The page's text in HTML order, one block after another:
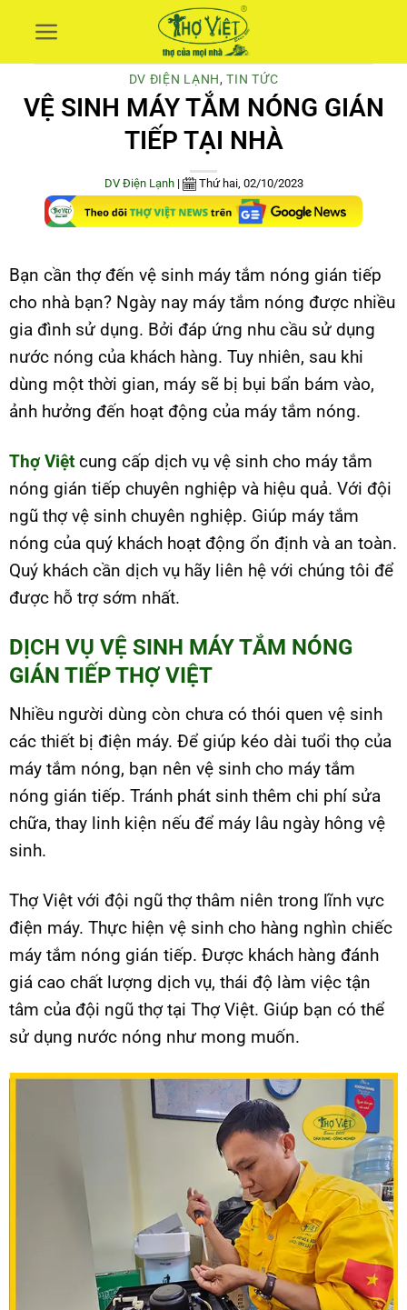
content
DV ĐIỆN LẠNH,TIN TỨC
VỆ SINH MÁY TẮM NÓNG GIÁN
TIẾP TẠI NHÀ
DV Điện Lạnh| Thứ hai, 02/10/2023
Bạn cần thợ đến vệ sinh máy tắm nóng gián tiếp
cho nhà bạn? Ngày nay máy tắm nóng được nhiều
gia đình sử dụng. Bởi đáp ứng nhu cầu sử dụng
nước nóng của khách hàng. Tuy nhiên, sau khi
dùng một thời gian, máy sẽ bị bụi bẩn bám vào,
ảnh hưởng đến hoạt động của máy tắm nóng.
Thợ Việt cung cấp dịch vụ vệ sinh cho máy tắm
nóng gián tiếp chuyên nghiệp và hiệu quả. Với đội
ngũ thợ vệ sinh chuyên nghiệp. Giúp máy tắm
nóng của quý khách hoạt động ổn định và an toàn.
Quý khách cần dịch vụ hãy liên hệ với chúng tôi để
được hỗ trợ sớm nhất.
DỊCH VỤ VỆ SINH MÁY TẮM NÓNG
GIÁN TIẾP THỢ VIỆT
Nhiều người dùng còn chưa có thói quen vệ sinh
các thiết bị điện máy. Để giúp kéo dài tuổi thọ của
máy tắm nóng, bạn nên vệ sinh cho máy tắm
nóng gián tiếp. Tránh phát sinh thêm chi phí sửa
chữa, thay linh kiện nếu để máy lâu ngày hông vệ
sinh.
Thợ Việt với đội ngũ thợ thâm niên trong lĩnh vực
điện máy. Thực hiện vệ sinh cho hàng nghìn chiếc
máy tắm nóng gián tiếp. Được khách hàng đánh
giá cao chất lượng dịch vụ, thái độ làm việc tận
tâm của đội ngũ thợ tại Thợ Việt. Giúp bạn có thể
sử dụng nước nóng như mong muốn.